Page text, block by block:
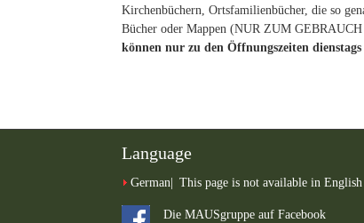
Kirchenbüchern, Ortsfamilienbücher, die so
Bücher oder Mappen (NUR ZUM
können nur zu den Öffnungszeiten
Language
German This page is not available in English
Die MAUSgruppe auf Facebook